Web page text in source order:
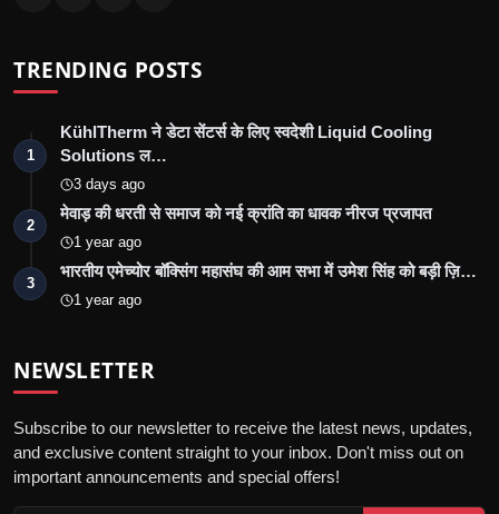
TRENDING POSTS
1
KühlTherm ने डेटा सेंटर्स के लिए स्वदेशी Liquid Cooling
Solutions ल…
3 days ago
2
मेवाड़ की धरती से समाज को नई क्रांति का धावक नीरज प्रजापत
1 year ago
3
भारतीय एमेच्योर बॉक्सिंग महासंघ की आम सभा में उमेश सिंह को बड़ी ज़ि…
1 year ago
NEWSLETTER
Subscribe to our newsletter to receive the latest news, updates,
and exclusive content straight to your inbox. Don't miss out on
important announcements and special offers!